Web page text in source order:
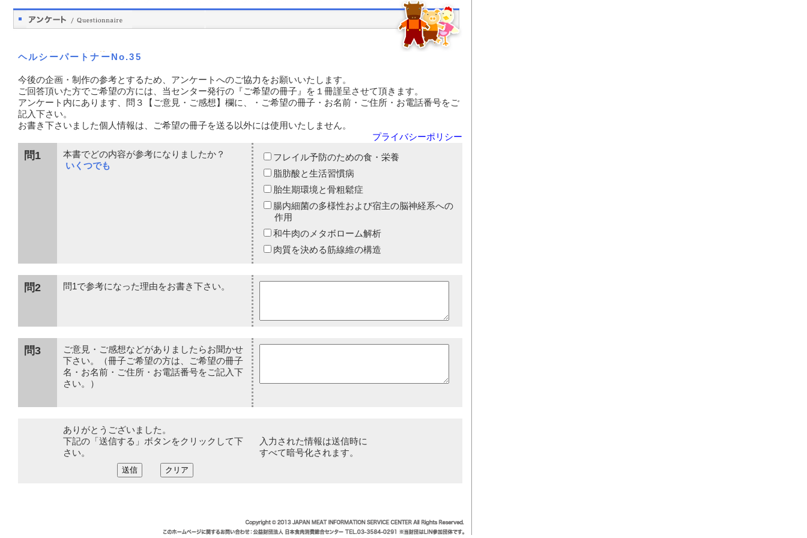
ヘルシーパートナーNo.35
今後の企画・制作の参考とするため、アンケートへのご協力をお願いいたします。
ご回答頂いた方でご希望の方には、当センター発行の『ご希望の冊子』を１冊謹呈させて頂きます。
アンケート内にあります、問３【ご意見・ご感想】欄に、・ご希望の冊子・お名前・ご住所・お電話番号をご
記入下さい。
お書き下さいました個人情報は、ご希望の冊子を送る以外には使用いたしません。
プライバシーポリシー
問1
本書でどの内容が参考になりましたか？
いくつでも
フレイル予防のための食・栄養
脂肪酸と生活習慣病
胎生期環境と骨粗鬆症
腸内細菌の多様性および宿主の脳神経系への
作用
和牛肉のメタボローム解析
肉質を決める筋線維の構造
問2 問1で参考になった理由をお書き下さい。
問3
ご意見・ご感想などがありましたらお聞かせ
下さい。（冊子ご希望の方は、ご希望の冊子
名・お名前・ご住所・お電話番号をご記入下
さい。）
ありがとうございました。
下記の「送信する」ボタンをクリックして下
さい。
入力された情報は送信時に
すべて暗号化されます。